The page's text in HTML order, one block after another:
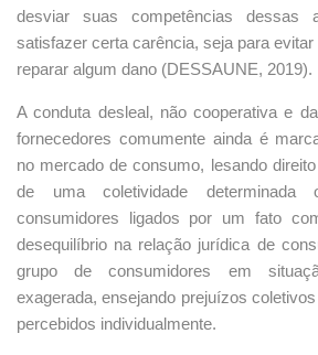
desviar suas competências dessas
satisfazer certa carência, seja para
reparar algum dano (DESSAUNE, 2019).
A conduta desleal, não cooperativa e
fornecedores comumente ainda é
no mercado de consumo, lesando
de uma coletividade determinada
consumidores ligados por um fato
desequilíbrio na relação jurídica de
grupo de consumidores em
exagerada, ensejando prejuízos
percebidos individualmente.